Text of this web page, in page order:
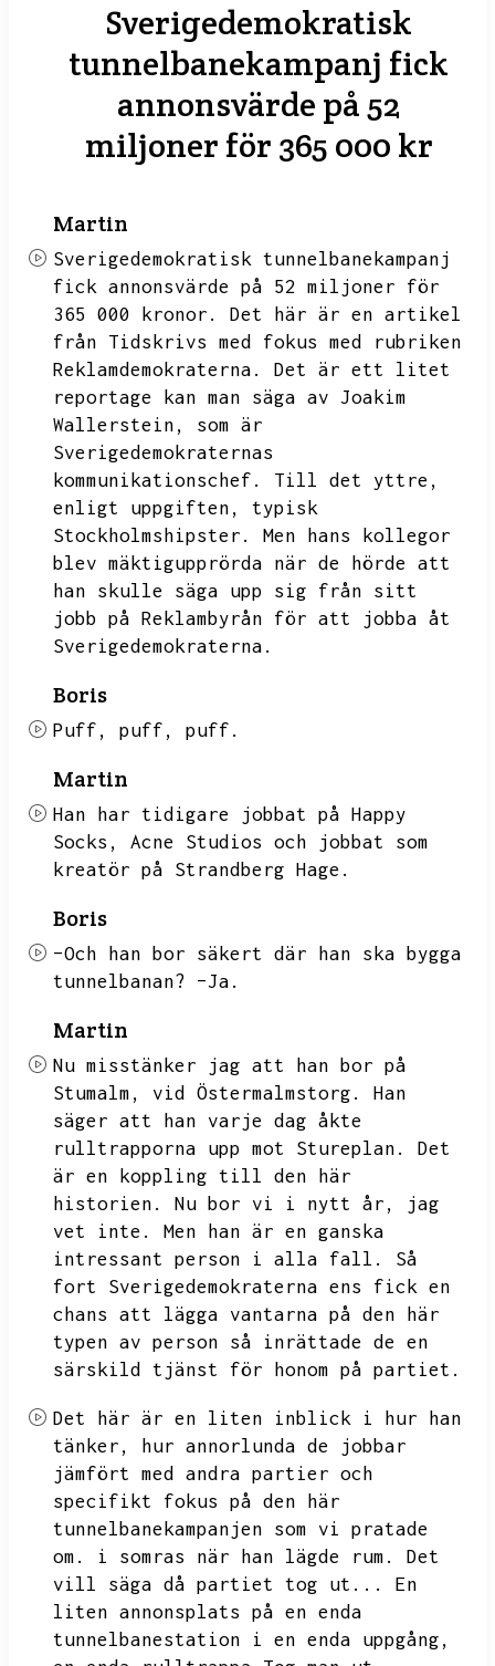
Sverigedemokratisk
tunnelbanekampanj fick
annonsvärde på 52
miljoner för 365 000 kr
Martin
Sverigedemokratisk tunnelbanekampanj
fick annonsvärde på 52 miljoner för
365 000 kronor.
Det här är en artikel
från Tidskrivs med fokus med rubriken
Reklamdemokraterna.
Det är ett litet
reportage kan man säga av Joakim
Wallerstein,
som är
Sverigedemokraternas
kommunikationschef.
Till det yttre,
enligt uppgiften,
typisk
Stockholmshipster.
Men hans kollegor
blev mäktigupprörda när de hörde att
han skulle säga upp sig från sitt
jobb på Reklambyrån för att jobba åt
Sverigedemokraterna.
Boris
Puff, puff, puff.
Martin
Han har tidigare jobbat på Happy
Socks,
Acne Studios och jobbat som
kreatör på Strandberg Hage.
Boris
–Och han bor säkert där han ska bygga
tunnelbanan?
–Ja.
Martin
Nu misstänker jag att han bor på
Stumalm,
vid Östermalmstorg.
Han
säger att han varje dag åkte
rulltrapporna upp mot Stureplan.
Det
är en koppling till den här
historien.
Nu bor vi i nytt år,
jag
vet inte.
Men han är en ganska
intressant person i alla fall.
Så
fort Sverigedemokraterna ens fick en
chans att lägga vantarna på den här
typen av person så inrättade de en
särskild tjänst för honom på partiet.
Det här är en liten inblick i hur han
tänker,
hur annorlunda de jobbar
jämfört med andra partier och
specifikt fokus på den här
tunnelbanekampanjen som vi pratade
om.
i somras när han lägde rum.
Det
vill säga då partiet tog ut...
En
liten annonsplats på en enda
tunnelbanestation i en enda uppgång,